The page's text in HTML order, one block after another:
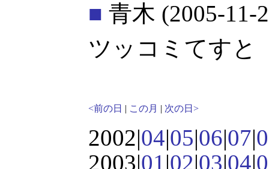
■ 青木 (2005-11-
ツッコミてすと
<前の日 | この月 | 次の日>
2002|04|05|06|07|
2003|01|02|03|04|